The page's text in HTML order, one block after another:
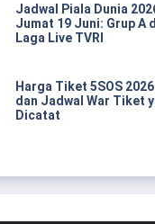
Jadwal Piala Dunia
Jumat 19 Juni: Grup A
Laga Live TVRI
Harga Tiket 5SOS
dan Jadwal War Tiket
Dicatat